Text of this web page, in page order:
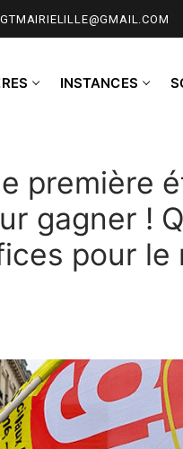
INSTANCES
première
gagner !
pour le